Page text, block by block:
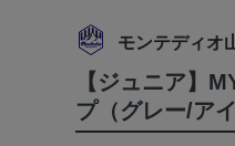
モンテディオ
【ジュニア】
プ（グレー/ア